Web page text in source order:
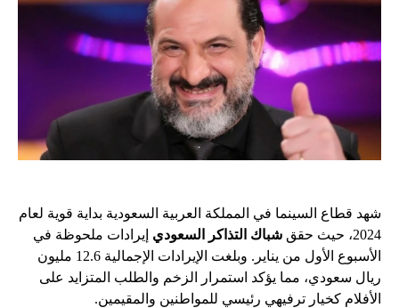
شهد قطاع السينما في المملكة العربية السعودية بداية قوية لعام
2024، حيث حقق
شباك التذاكر السعودي إيرادات ملحوظة في
الأسبوع الأول من يناير. وبلغت الإيرادات الإجمالية 12.6 مليون
ريال سعودي، مما يؤكد استمرار الزخم والطلب المتزايد على
الأفلام كخيار ترفيهي رئيسي للمواطنين والمقيمين.